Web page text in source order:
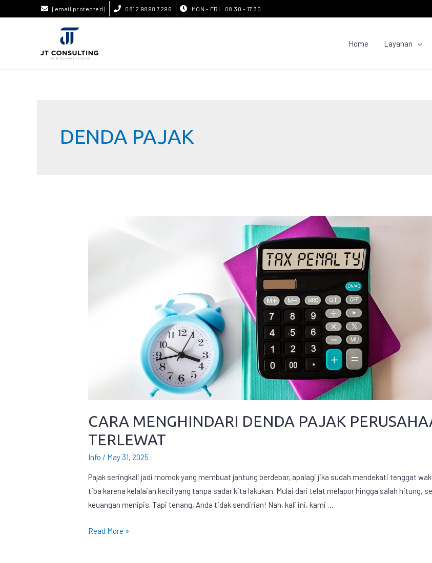
[email protected] 0812 9898 7296 MON - FRI : 08.30 - 17.30
Home Layanan
DENDA PAJAK
CARA MENGHINDARI DENDA PAJAK
TERLEWAT
Info / May 31, 2025
Pajak seringkali jadi momok yang membuat jantung berdebar, apalagi jika sudah mendekati tenggat
tiba karena kelalaian kecil yang tanpa sadar kita lakukan. Mulai dari telat melapor hingga salah hitung,
keuangan menipis. Tapi tenang, Anda tidak sendirian! Nah, kali ini, kami …
Read More »